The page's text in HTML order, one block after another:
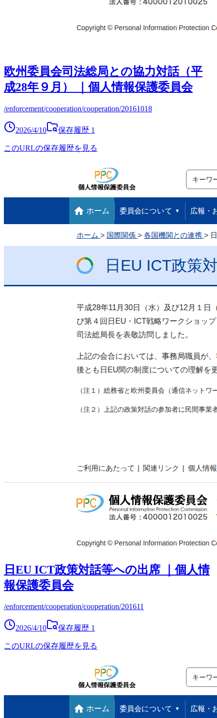
欧州委員会司法総局との協力対話（平
成28年９月） ｜個人情報保護委員会
/enforcement/cooperation/cooperation/20161018
2026/4/10 保存履歴 1
このURLの保存履歴を見る
日EU ICT政策対話等への出席 ｜個人情
報保護委員会
/enforcement/cooperation/cooperation/201611
2026/4/10 保存履歴 1
このURLの保存履歴を見る